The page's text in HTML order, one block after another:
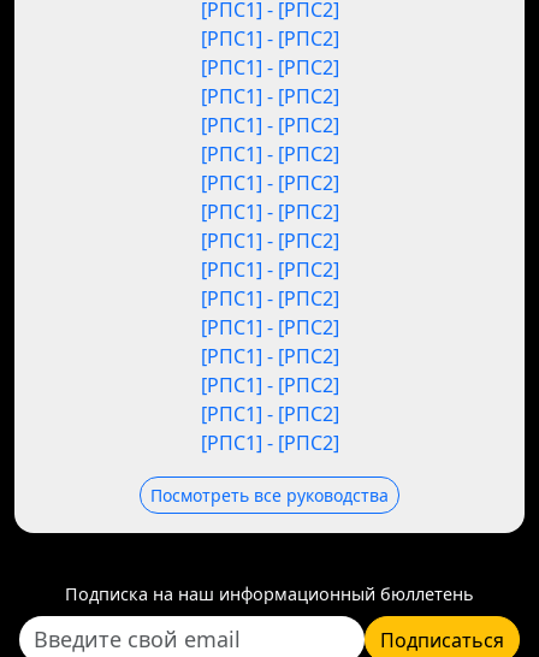
[РПС1] - [РПС2]
[РПС1] - [РПС2]
[РПС1] - [РПС2]
[РПС1] - [РПС2]
[РПС1] - [РПС2]
[РПС1] - [РПС2]
[РПС1] - [РПС2]
[РПС1] - [РПС2]
[РПС1] - [РПС2]
[РПС1] - [РПС2]
[РПС1] - [РПС2]
[РПС1] - [РПС2]
[РПС1] - [РПС2]
[РПС1] - [РПС2]
[РПС1] - [РПС2]
[РПС1] - [РПС2]
Посмотреть все руководства
Подписка на наш информационный бюллетень
Подписаться